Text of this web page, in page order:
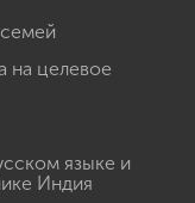
на целевое
языке и
Индия